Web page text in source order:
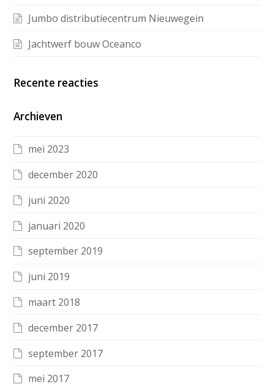
Jumbo distributiecentrum Nieuwegein
Jachtwerf bouw Oceanco
Recente reacties
Archieven
mei 2023
december 2020
juni 2020
januari 2020
september 2019
juni 2019
maart 2018
december 2017
september 2017
mei 2017